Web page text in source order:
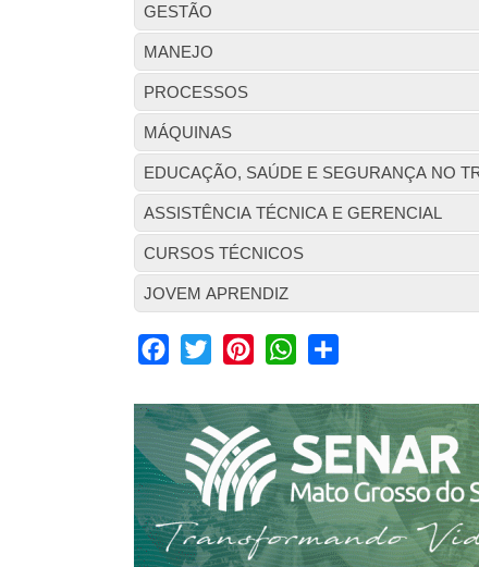
GESTÃO
MANEJO
PROCESSOS
MÁQUINAS
EDUCAÇÃO, SAÚDE E SEGURANÇA NO
ASSISTÊNCIA TÉCNICA E GERENCIAL
CURSOS TÉCNICOS
JOVEM APRENDIZ
Facebook
Twitter PinterestWhatsApp